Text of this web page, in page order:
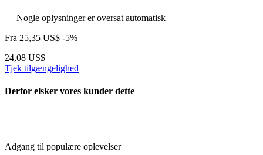
Nogle oplysninger er oversat automatisk
Fra 25,35 US$ -5%
24,08 US$
Tjek tilgængelighed
Derfor elsker vores kunder dette
Adgang til populære oplevelser